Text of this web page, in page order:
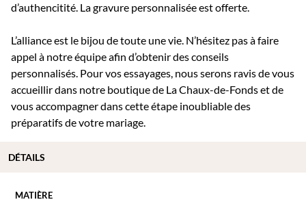
d’authencitité. La gravure personnalisée est offerte.
L’alliance est le bijou de toute une vie. N’hésitez pas à faire
appel à notre équipe afin d’obtenir des conseils
personnalisés. Pour vos essayages, nous serons ravis de vous
accueillir dans notre boutique de La Chaux-de-Fonds et de
vous accompagner dans cette étape inoubliable des
préparatifs de votre mariage.
MATIÈRE
DÉTAILS